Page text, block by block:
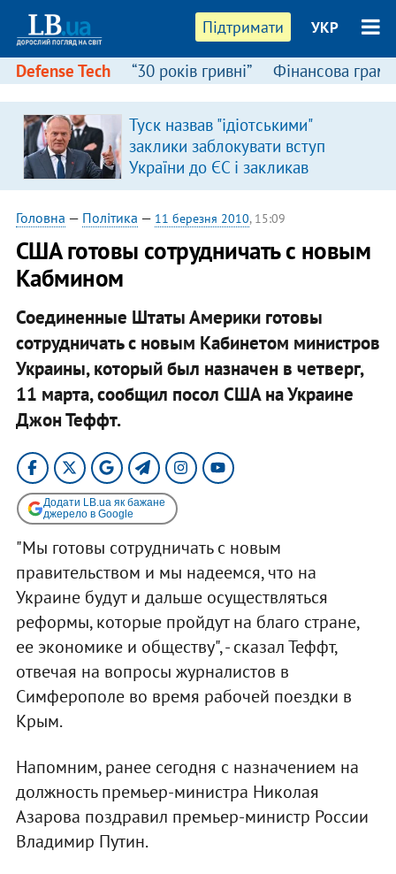
Підтримати УКР
Defense Tech “30 років гривні” Фінансова
Туск назвав "ідіотськими"
заклики заблокувати вступ
України до ЄС і закликав
припинити антиукраїнську
риторику
Головна — Політика — 11 березня 2010, 15:09
США готовы сотрудничать с новым
Кабмином
Соединенные Штаты Америки готовы
сотрудничать с новым Кабинетом министров
Украины, который был назначен в четверг,
11 марта, сообщил посол США на Украине
Джон Теффт.
Додати LB.ua як бажане
джерело в Google
"Мы готовы сотрудничать с новым
правительством и мы надеемся, что на
Украине будут и дальше осуществляться
реформы, которые пройдут на благо стране,
ее экономике и обществу", - сказал Теффт,
отвечая на вопросы журналистов в
Симферополе во время рабочей поездки в
Крым.
Напомним, ранее сегодня с назначением на
должность премьер-министра Николая
Азарова поздравил премьер-министр России
Владимир Путин.